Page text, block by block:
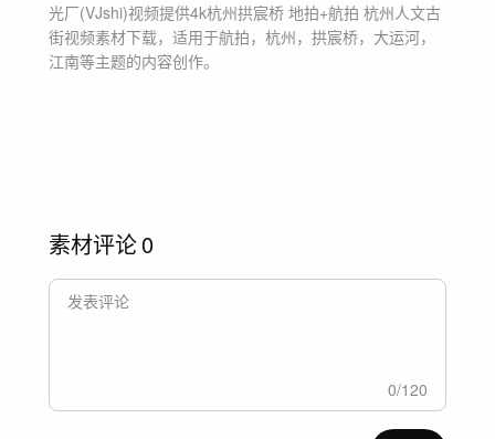
光厂(VJshi)视频提供4k杭州拱宸桥 地拍+航拍 杭州人文古
街视频素材下载，适用于航拍，杭州，拱宸桥，大运河，
江南等主题的内容创作。
素材评论0
0/120